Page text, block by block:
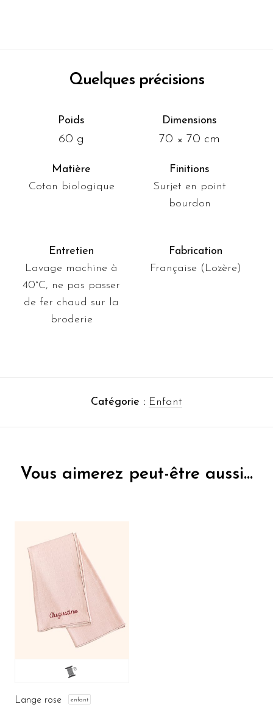
Quelques précisions
Poids
60 g
Dimensions
70 × 70 cm
Matière
Coton biologique
Finitions
Surjet en point
bourdon
Entretien
Lavage machine à
40°C, ne pas passer
de fer chaud sur la
broderie
Fabrication
Française (Lozère)
Catégorie : Enfant
Vous aimerez peut-être aussi…
Lange rose enfant